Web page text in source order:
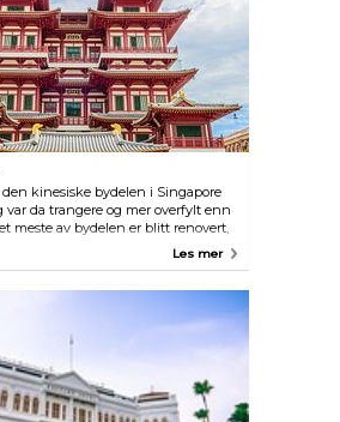
kinesiske bydelen i Singapore
var da trangere og mer overfylt enn
meste av bydelen er blitt renovert,
gatene og butikkene er her fortsatt,
store markeder. Ta en tur innom
og opplevelsen blir enda bedre.
Les mer